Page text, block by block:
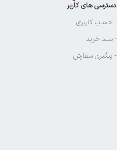
دسترسی های کاربر
- حساب کاربری
- سبد خرید
- پیگیری سفارش